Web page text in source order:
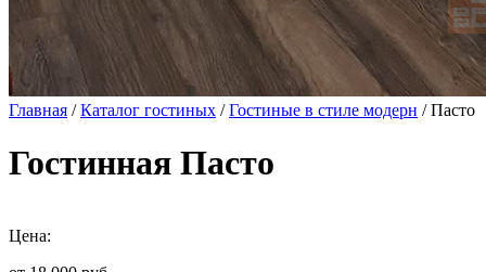
Главная /Каталог гостиных /Гостиные в стиле модерн / Пасто
Гостинная Пасто
Цена: